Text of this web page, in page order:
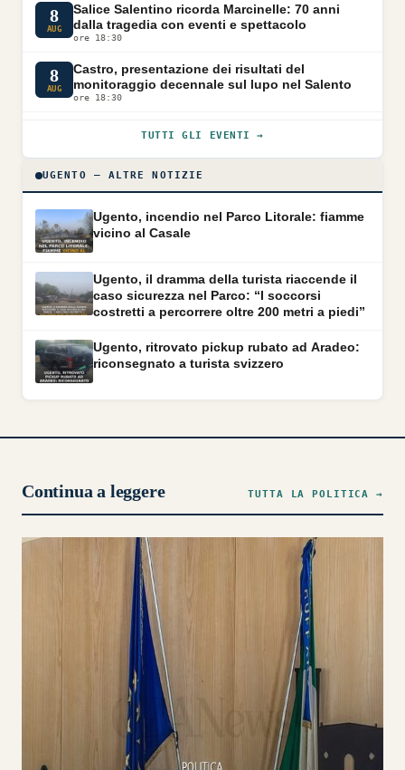
8
AUG
Salice Salentino ricorda Marcinelle: 70 anni
dalla tragedia con eventi e spettacolo
ore 18:30
8
AUG
Castro, presentazione dei risultati del
monitoraggio decennale sul lupo nel Salento
ore 18:30
TUTTI GLI EVENTI →
UGENTO — ALTRE NOTIZIE
Ugento, incendio nel Parco Litorale: fiamme
vicino al Casale
Ugento, il dramma della turista riaccende il
caso sicurezza nel Parco: “I soccorsi
costretti a percorrere oltre 200 metri a piedi”
Ugento, ritrovato pickup rubato ad Aradeo:
riconsegnato a turista svizzero
Continua a leggere TUTTA LA POLITICA →